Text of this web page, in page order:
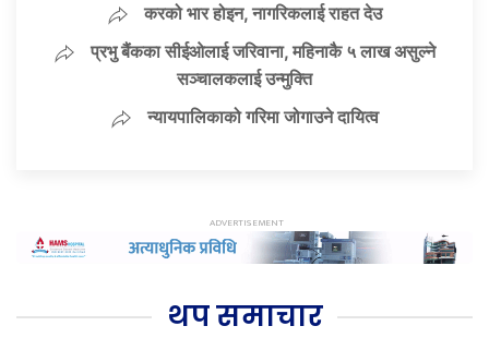
करको भार होइन, नागरिकलाई राहत देउ
प्रभु बैंकका सीईओलाई जरिवाना, महिनाकै ५ लाख असुल्ने
सञ्चालकलाई उन्मुक्ति
न्यायपालिकाको गरिमा जोगाउने दायित्व
थप समाचार